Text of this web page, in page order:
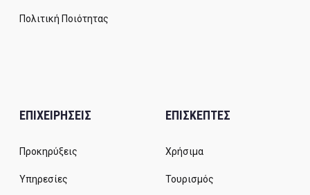
Πολιτική Ποιότητας
ΕΠΙΧΕΙΡΗΣΕΙΣ
Προκηρύξεις
Υπηρεσίες
ΕΠΙΣΚΕΠΤΕΣ
Χρήσιμα
Τουρισμός